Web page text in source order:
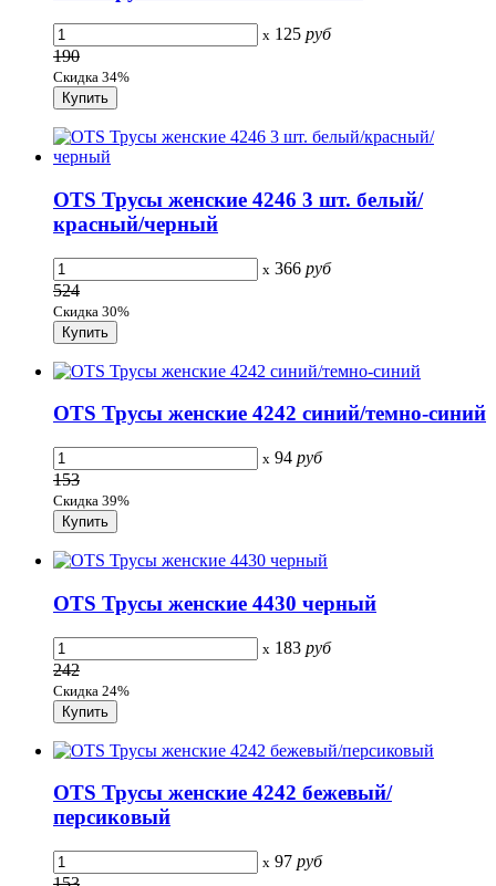
x 125 руб
190
Скидка 34%
OTS Трусы женские 4246 3 шт. белый/
красный/черный
x 366 руб
524
Скидка 30%
OTS Трусы женские 4242 синий/темно-синий
x 94 руб
153
Скидка 39%
OTS Трусы женские 4430 черный
x 183 руб
242
Скидка 24%
OTS Трусы женские 4242 бежевый/
персиковый
x 97 руб